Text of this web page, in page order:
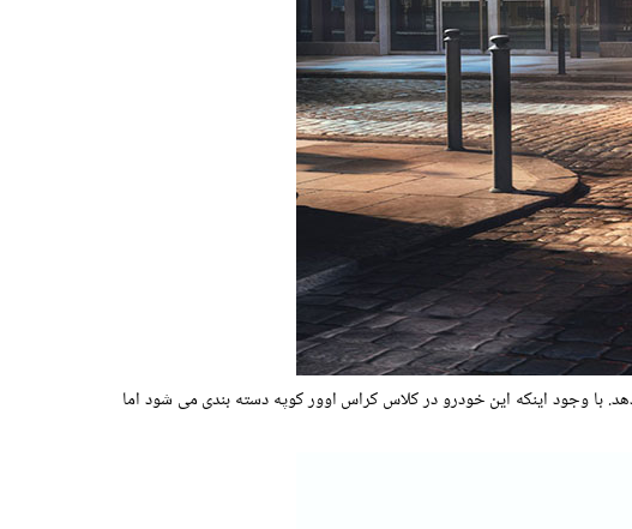
با وجود اینکه این خودرو در کلاس کراس اوور کوپه دسته بندی می شود اما